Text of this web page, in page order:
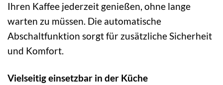
Ihren Kaffee jederzeit genießen, ohne lange
warten zu müssen. Die automatische
Abschaltfunktion sorgt für zusätzliche Sicherheit
und Komfort.
Vielseitig einsetzbar in der Küche